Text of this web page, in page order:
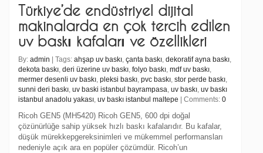
Türkiye’de endüstriyel dijital
makinalarda en çok tercih edilen
uv baskı kafaları ve özellikleri
By: admin | Tags: ahşap uv baskı, çanta baskı, dekoratif ayna baskı,
dekota baskı, deri üzerine uv baskı, folyo baskı, mdf uv baskı,
mermer desenli uv baskı, pleksi baskı, pvc baskı, stor perde baskı,
sunni deri baskı, uv baski istanbul bayrampasa, uv baskı, uv baskı
istanbul anadolu yakası, uv baskı istanbul maltepe | Comments: 0
Ricoh GEN5 (MH5420) Ricoh GEN5, 600 dpi doğal
çözünürlüğe sahip yüksek hızlı baskı kafalarıdır. Bu kafalar,
düşük mürekkepgereksinimleri ve mükemmel performansları
nedeniyle açık ara en popüler çözümdür. Ricoh’un